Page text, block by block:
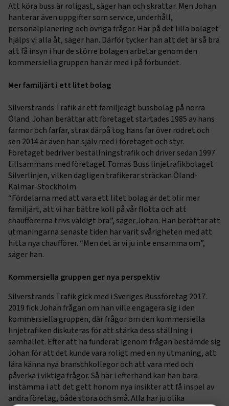
Att köra buss är roligast, säger han och skrattar. Men Johan
hanterar även uppgifter som service, underhåll,
personalplanering och övriga frågor. Här på det lilla bolaget
hjälps vi alla åt, säger han. Därför tycker han att det är så bra
att få insyn i hur de större bolagen arbetar genom den
kommersiella gruppen han är med i på förbundet.
Mer familjärt i ett litet bolag
Silverstrands Trafik är ett familjeägt bussbolag på norra
Öland. Johan berättar att företaget startades 1985 av hans
farmor och farfar, strax därpå tog hans far över rodret och
sen 2014 är även han själv med i företaget och styr.
Företaget bedriver beställningstrafik och driver sedan 1997
tillsammans med företaget Tomas Buss linjetrafikbolaget
Silverlinjen, vilken dagligen trafikerar sträckan Öland-
Kalmar-Stockholm.
“Fördelarna med att vara ett litet bolag är det blir mer
familjärt, att vi har bättre koll på vår flotta och att
chaufförerna trivs väldigt bra.”, säger Johan. Han berättar att
utmaningarna senaste tiden har varit svårigheten med att
hitta nya chaufförer. “Men det är vi ju inte ensamma om”,
säger han.
Kommersiella gruppen ger nya perspektiv
Silverstrands Trafik gick med i Sveriges Bussföretag 2017.
2019 fick Johan frågan om han ville engagera sig i den
kommersiella gruppen, där frågor om den kommersiella
linjetrafiken diskuteras för att stärka dess ställning i
samhället. Efter att ha funderat igenom frågan bestämde sig
Johan för att det kunde vara roligt med en ny utmaning, att
lära känna nya branschkollegor och att vara med och
påverka i viktiga frågor. Så här i efterhand kan han bara
instämma i att det gett honom nya insikter att få inspel av
andra företag, både stora och små. Alla har ju olika